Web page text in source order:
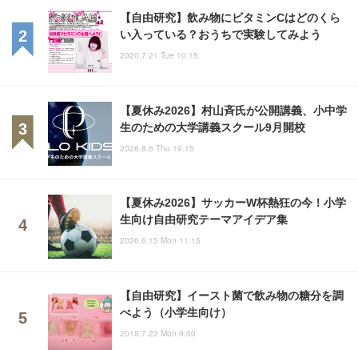
【自由研究】飲み物にビタミンCはどのくら
い入っている？おうちで実験してみよう
2020.7.21 Tue 10:15
【夏休み2026】村山斉氏が公開講義、小中学
生のための大学講義スクール9月開校
2026.8.6 Thu 19:15
【夏休み2026】サッカーW杯熱狂の今！小学
生向け自由研究テーマアイデア集
2026.6.15 Mon 11:15
【自由研究】イースト菌で飲み物の糖分を調
べよう（小学生向け）
2018.7.23 Mon 9:00